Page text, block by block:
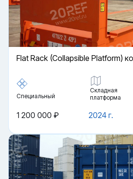
Flat Rack (Collapsible Platform)
Специальный
Складная
платформа
2024 г.
1 200 000 ₽